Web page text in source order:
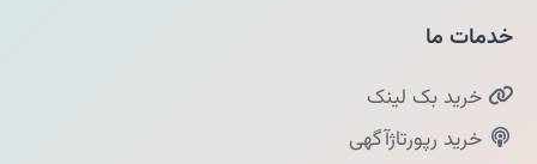
خدمات ما
خرید بک لینک
خرید رپورتاژآگهی